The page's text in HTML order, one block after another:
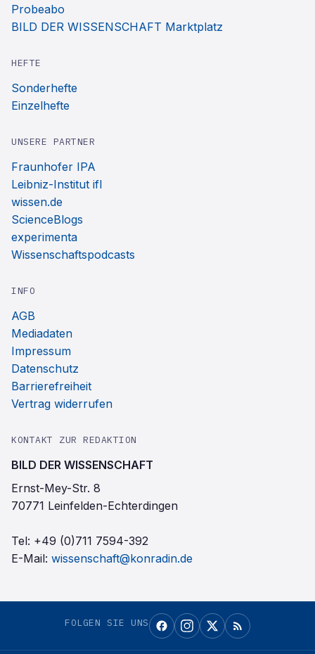
Probeabo
BILD DER WISSENSCHAFT Marktplatz
HEFTE
Sonderhefte
Einzelhefte
UNSERE PARTNER
Fraunhofer IPA
Leibniz-Institut ifl
wissen.de
ScienceBlogs
experimenta
Wissenschaftspodcasts
INFO
AGB
Mediadaten
Impressum
Datenschutz
Barrierefreiheit
Vertrag widerrufen
KONTAKT ZUR REDAKTION
BILD DER WISSENSCHAFT
Ernst-Mey-Str. 8
70771 Leinfelden-Echterdingen
Tel: +49 (0)711 7594-392
E-Mail: wissenschaft@konradin.de
FOLGEN SIE UNS